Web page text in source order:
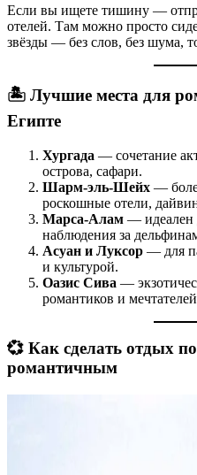
Если вы ищете тишину —
отелей. Там можно просто
звёзды — без слов, без шума,
🏝️ Лучшие места для
Египте
Хургада — сочетание
острова, сафари.
Шарм-эль-Шейх —
роскошные отели,
Марса-Алам — идеален
наблюдения за
Асуан и Луксор — для
и культурой.
Оазис Сива —
романтиков и
💞 Как сделать отдых
романтичным